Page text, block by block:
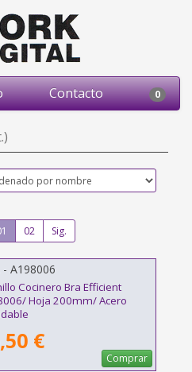
Contacto 0
02 Sig.
- A198006
Cocinero Bra Efficient
Hoja 200mm/ Acero
€
Comprar